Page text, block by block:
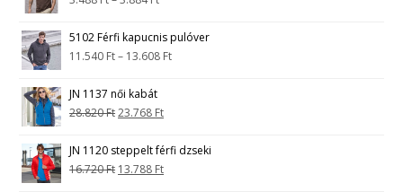
5102 Férfi kapucnis pulóver
11.540 Ft– 13.608 Ft
JN 1137 női kabát
28.820Ft23.768 Ft
JN 1120 steppelt férfi dzseki
16.720Ft 13.788 Ft